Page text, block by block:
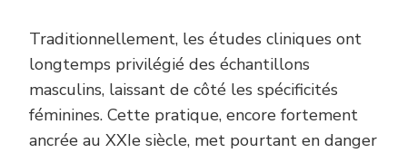
Traditionnellement, les études cliniques ont
longtemps privilégié des échantillons
masculins, laissant de côté les spécificités
féminines. Cette pratique, encore fortement
ancrée au XXIe siècle, met pourtant en danger